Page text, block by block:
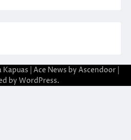
Kapuas | Ace News by Ascendoor
by WordPress.